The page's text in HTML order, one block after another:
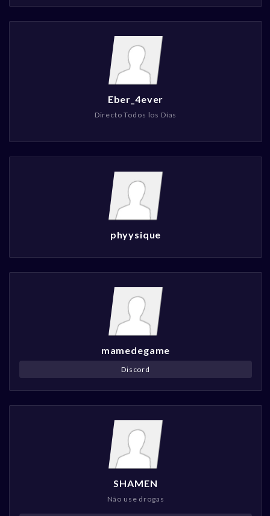
Eber_4ever
Directo Todos los Días
phyysique
mamedegame
Discord
SHAMEN
Não use drogas